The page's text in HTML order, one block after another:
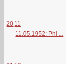
20 11
11.05.1952: Phi ...